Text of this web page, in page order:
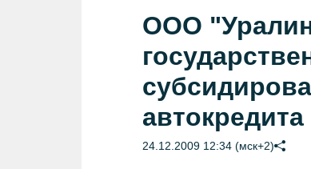
ООО
автокредита
24.12.2009 12:34 (мск+2)